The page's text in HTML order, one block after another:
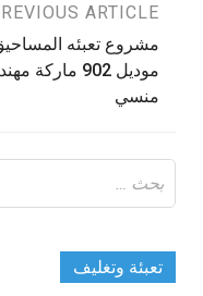
تصفّح
المقالات
ARTICLE
مشروع تعبئه
موديل 902 ماركة
منسي
عن:
تعبئة وتغليف